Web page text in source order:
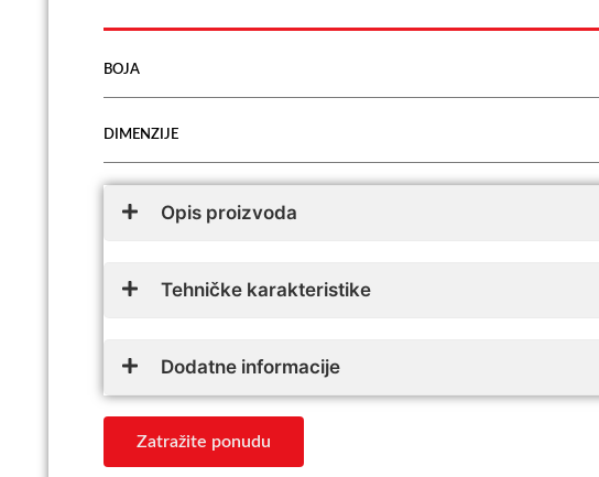
BOJA
DIMENZIJE
Opis proizvoda
Tehničke karakteristike
Dodatne informacije
Zatražite ponudu